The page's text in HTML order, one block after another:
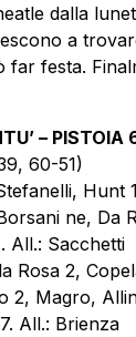
dalla
a
far festa.
–
60-51)
Hunt
ne, Da
All.: Sacchetti
Rosa 2,
2, Magro,
All.: Brienza